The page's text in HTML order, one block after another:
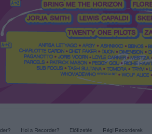
Hol a Recorder? Előfizetés Régi Recorderek